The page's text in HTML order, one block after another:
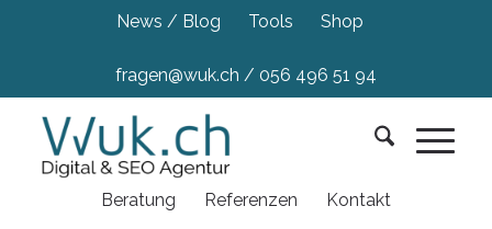
News / Blog Tools Shop
fragen@wuk.ch / 056 496 51 94
Beratung Referenzen Kontakt